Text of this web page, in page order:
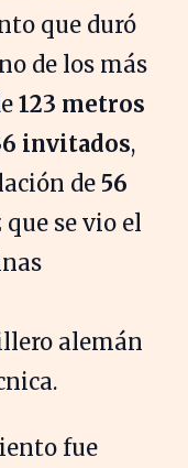
que duró
de los más
123 metros
invitados,
de 56
se vio el
alemán
fue